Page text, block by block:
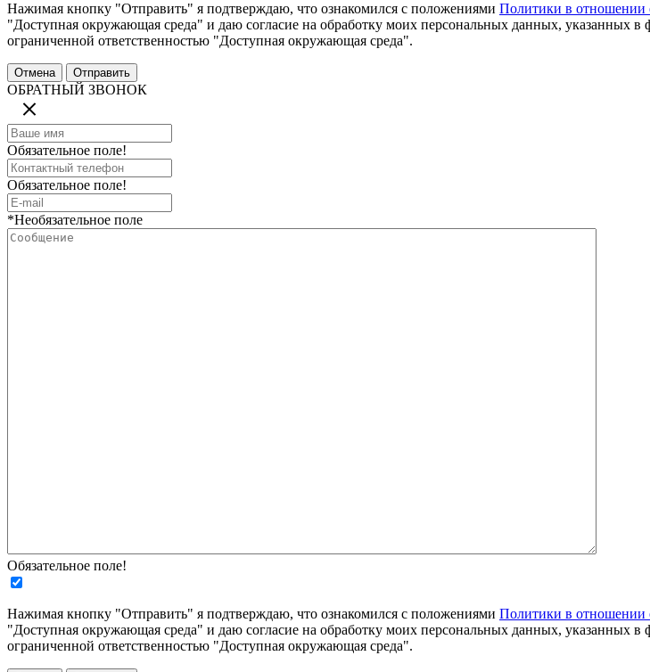
Нажимая кнопку "Отправить" я подтверждаю, что ознакомился с положениями Политики в отношении
"Доступная окружающая среда" и даю согласие на обработку моих персональных данных, указанных
ограниченной ответственностью "Доступная окружающая среда".
ОБРАТНЫЙ ЗВОНОК
Обязательное поле!
Обязательное поле!
*Необязательное поле
Обязательное поле!
Нажимая кнопку "Отправить" я подтверждаю, что ознакомился с положениями Политики в отношении
"Доступная окружающая среда" и даю согласие на обработку моих персональных данных, указанных
ограниченной ответственностью "Доступная окружающая среда".